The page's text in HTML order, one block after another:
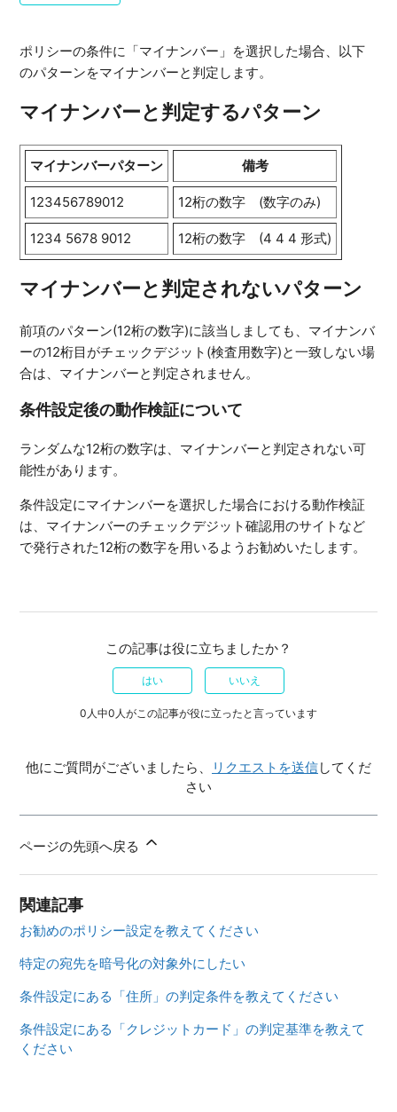
ポリシーの条件に「マイナンバー」を選択した場合、以下
のパターンをマイナンバーと判定します。
マイナンバーと判定するパターン
マイナンバーパターン 備考
123456789012 12桁の数字 (数字のみ)
1234 5678 9012 12桁の数字 (4 4 4 形式)
マイナンバーと判定されないパターン
前項のパターン(12桁の数字)に該当しましても、マイナンバ
ーの12桁目がチェックデジット(検査用数字)と一致しない場
合は、マイナンバーと判定されません。
条件設定後の動作検証について
ランダムな12桁の数字は、マイナンバーと判定されない可
能性があります。
条件設定にマイナンバーを選択した場合における動作検証
は、マイナンバーのチェックデジット確認用のサイトなど
で発行された12桁の数字を用いるようお勧めいたします。
この記事は役に立ちましたか？
はい いいえ
0人中0人がこの記事が役に立ったと言っています
他にご質問がございましたら、 リクエストを送信してくだ
さい
ページの先頭へ戻る
関連記事
お勧めのポリシー設定を教えてください
特定の宛先を暗号化の対象外にしたい
条件設定にある「住所」の判定条件を教えてください
条件設定にある「クレジットカード」の判定基準を教えて
ください